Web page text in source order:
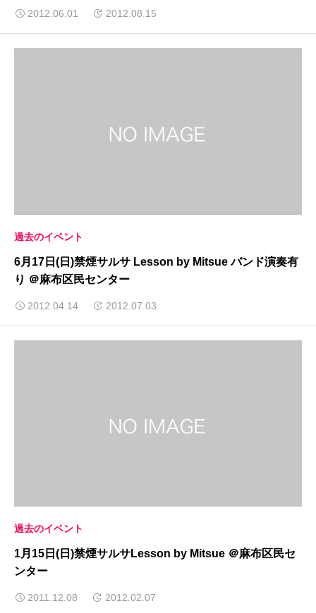
2012.06.01 2012.08.15
過去のイベント
6月17日(日)禁煙サルサ Lesson by Mitsue バンド演奏有
り ＠麻布区民センター
2012.04.14 2012.07.03
過去のイベント
1月15日(日)禁煙サルサLesson by Mitsue ＠麻布区民セ
ンター
2011.12.08 2012.02.07